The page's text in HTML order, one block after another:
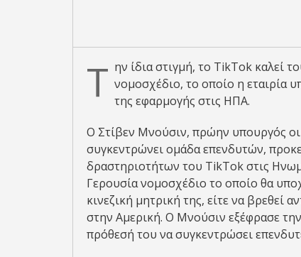
Τ ην ίδια στιγμή, το TikTok καλεί
νομοσχέδιο, το οποίο η εταιρία
της εφαρμογής στις ΗΠΑ.
Ο Στίβεν Μνούσιν, πρώην υπουργός
συγκεντρώνει ομάδα επενδυτών,
δραστηριοτήτων του TikTok στις
Γερουσία νομοσχέδιο το οποίο θα
κινεζική μητρική της, είτε να
στην Αμερική. Ο Μνούσιν εξέφρασε
πρόθεσή του να συγκεντρώσει